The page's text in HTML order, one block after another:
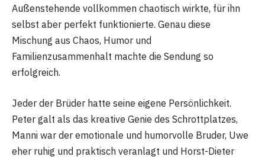
Außenstehende vollkommen chaotisch wirkte, für ihn
selbst aber perfekt funktionierte. Genau diese
Mischung aus Chaos, Humor und
Familienzusammenhalt machte die Sendung so
erfolgreich.
Jeder der Brüder hatte seine eigene Persönlichkeit.
Peter galt als das kreative Genie des Schrottplatzes,
Manni war der emotionale und humorvolle Bruder, Uwe
eher ruhig und praktisch veranlagt und Horst-Dieter